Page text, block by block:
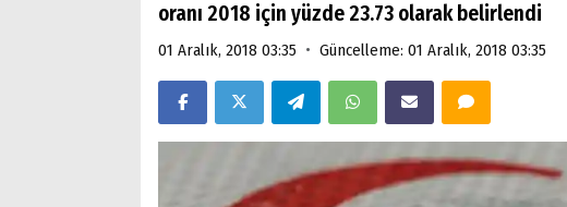
oranı 2018 için yüzde 23.73 olarak belirlendi
01 Aralık, 2018 03:35 • Güncelleme: 01 Aralık, 2018 03:35